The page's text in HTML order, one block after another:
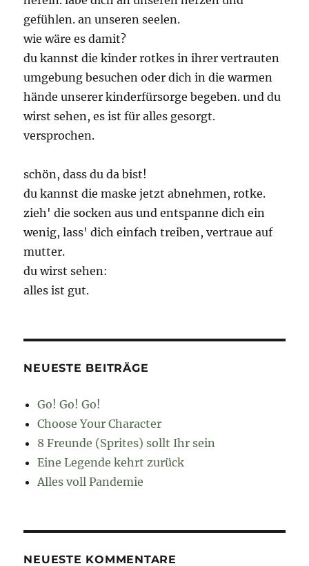
gefühlen. an unseren seelen.
wie wäre es damit?
du kannst die kinder rotkes in ihrer vertrauten
umgebung besuchen oder dich in die warmen
hände unserer kinderfürsorge begeben. und du
wirst sehen, es ist für alles gesorgt.
versprochen.
schön, dass du da bist!
du kannst die maske jetzt abnehmen, rotke.
zieh' die socken aus und entspanne dich ein
wenig, lass' dich einfach treiben, vertraue auf
mutter.
du wirst sehen:
alles ist gut.
NEUESTE BEITRÄGE
Go! Go! Go!
Choose Your Character
8 Freunde (Sprites) sollt Ihr sein
Eine Legende kehrt zurück
Alles voll Pandemie
NEUESTE KOMMENTARE